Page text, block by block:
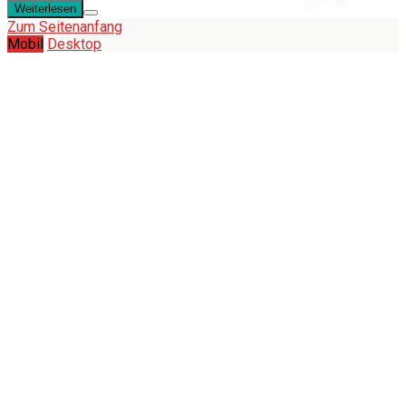
Weiterlesen
Zum Seitenanfang
Mobil Desktop